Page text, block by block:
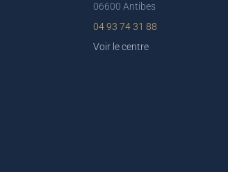
06600 Antibes
04 93 74 31 88
Voir le centre